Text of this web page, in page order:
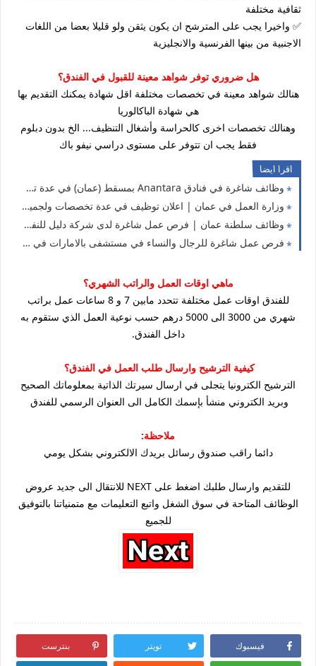
ثقافية مختلفة
✅ واخيرا يجب على المترشح ان يكون يثقن ولو قليلا بعضا من اللغات
الاجنبية من بينها الفرنسية والانجليزية
هل ضروري توفر شواهد معينة للقبول في الفندق؟
هنالك شواهد معينة في تخصصات مختلفة اقل شهادة يمكنك التقديم بها
هي شهادة الباكالوريا
وهنالك تخصصات اخرى كالحراسة وأشغال التنظيف... الخ بدون دبلوم
فقط يجب ان تتوفر على مستوى دراسي نيفو باك
اقرا ايضا
وظائف شاغرة في فنادق Anantara بمسقط (عمان) في عدة تخصصات 2022
وزارة العمل في عمان | اعلان توظيف في عدة تخصصات ولجميع المستويات 2022
وظائف سلطنة عمان | فرص عمل شاغرة لدى شركة دليل للنفط العمانية 2022
فرص عمل شاغرة للرجال والنساء في مستشفى بالامارات في عدة تخصصات
ماهي اوقات العمل والراتب الشهري؟
للفندق اوقات عمل مختلفة تتحدد مابين 7 و 8 ساعات عمل براتب
شهري من 3000 الى 5000 درهم حسب نوعية العمل الذي ستقوم به
داخل الفندق.
كيفية الترشيح وارسال طلب العمل في الفندق؟
الترشيح الكترونيا يتجلى في ارسال سيرتك الذاتية بمعلوماتك الصحيح
وبريد الكتروني منشأ بإسمك الكامل الى العنوان الرسمي للفندق
ملاحظة:
دائما راقب صندوق رسائل بريدك الالكتروني بشكل يومي
للتقديم وارسال طلبك اضغط على NEXT للانتقال الى جديد عروض
الوظائف المتاحة في سوق الشغل واتبع التعليمات مع متمنياتنا بالتوفيق
للجميع
فيسبوك تويتر بنترست